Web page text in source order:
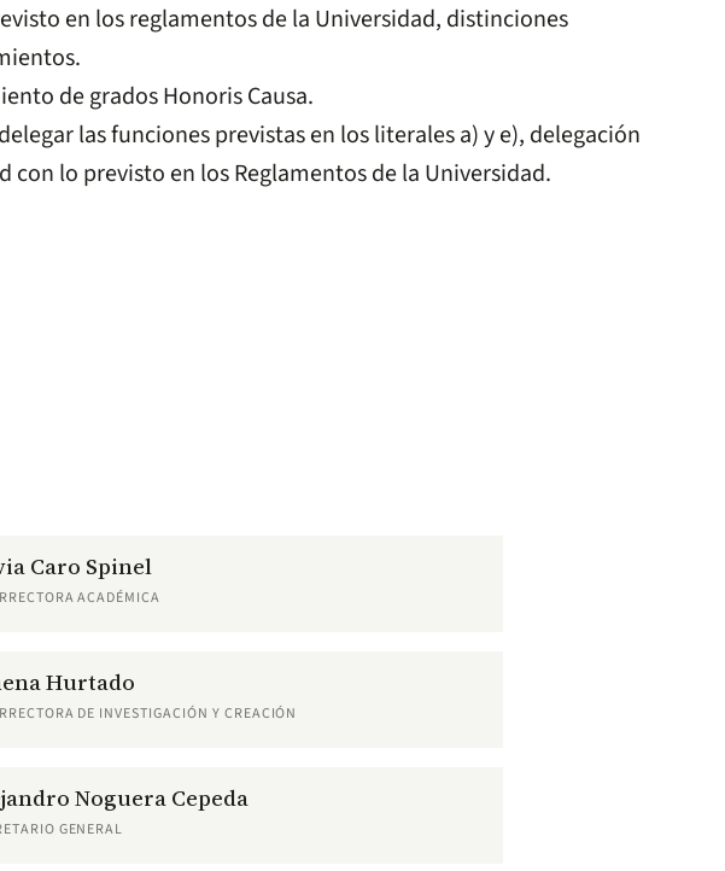
en los reglamentos de la Universidad, distinciones
de grados Honoris Causa.
las funciones previstas en los literales a) y e), delegación
lo previsto en los Reglamentos de la Universidad.
Caro Spinel
ACADÉMICA
Hurtado
DE INVESTIGACIÓN Y CREACIÓN
Noguera Cepeda
GENERAL